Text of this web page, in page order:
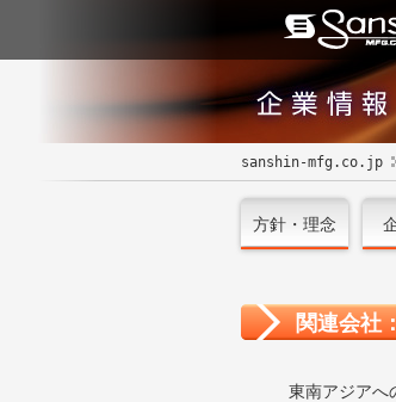
sanshin-mfg.co.jp
方針・理念
関連会社
東南アジアへ